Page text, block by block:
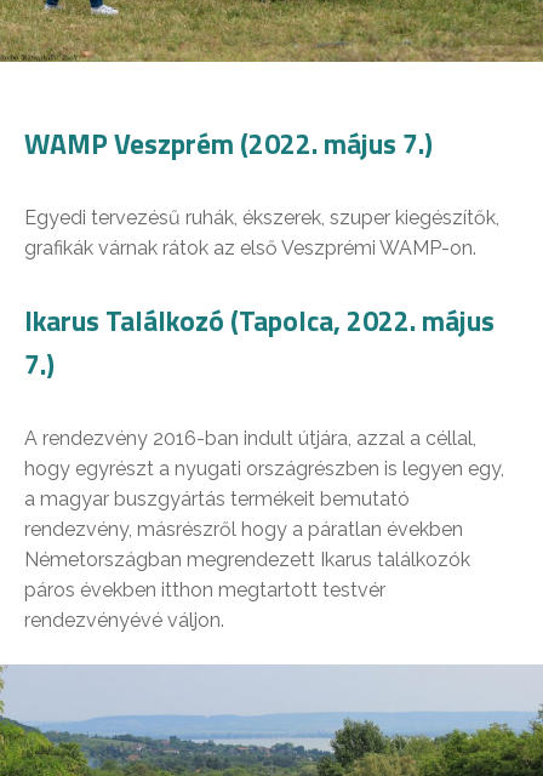
WAMP Veszprém (2022. május 7.)
Egyedi tervezésű ruhák, ékszerek, szuper kiegészítők,
grafikák várnak rátok az első Veszprémi WAMP-on.
Ikarus Találkozó (Tapolca, 2022. május
7.)
A rendezvény 2016-ban indult útjára, azzal a céllal,
hogy egyrészt a nyugati országrészben is legyen egy,
a magyar buszgyártás termékeit bemutató
rendezvény, másrészről hogy a páratlan években
Németországban megrendezett Ikarus találkozók
páros években itthon megtartott testvér
rendezvényévé váljon.